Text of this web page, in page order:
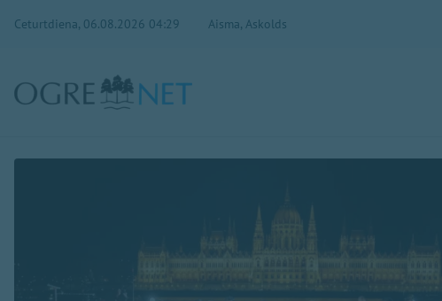
Ceturtdiena, 06.08.2026 04:29 Aisma, Askolds